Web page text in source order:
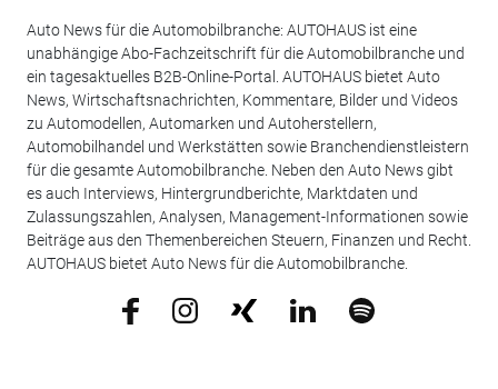
Auto News für die Automobilbranche: AUTOHAUS ist eine
unabhängige Abo-Fachzeitschrift für die Automobilbranche und
ein tagesaktuelles B2B-Online-Portal. AUTOHAUS bietet Auto
News, Wirtschaftsnachrichten, Kommentare, Bilder und Videos
zu Automodellen, Automarken und Autoherstellern,
Automobilhandel und Werkstätten sowie Branchendienstleistern
für die gesamte Automobilbranche. Neben den Auto News gibt
es auch Interviews, Hintergrundberichte, Marktdaten und
Zulassungszahlen, Analysen, Management-Informationen sowie
Beiträge aus den Themenbereichen Steuern, Finanzen und Recht.
AUTOHAUS bietet Auto News für die Automobilbranche.